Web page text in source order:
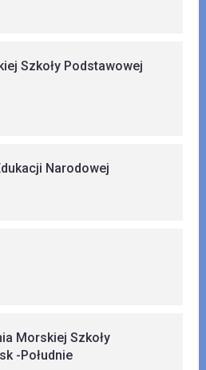
Szkoły Podstawowej
Narodowej
Morskiej Szkoły
-Południe